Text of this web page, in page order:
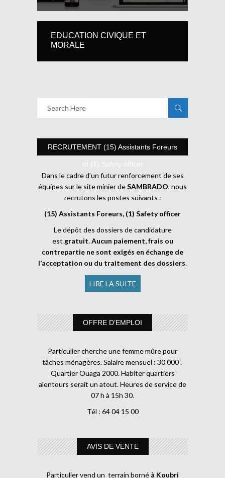
EDUCATION CIVIQUE ET
MORALE
RECRUTEMENT (15) Assistants Foreurs
et (1) Safety officer
Dans le cadre d’un futur renforcement de ses
équipes sur le site minier deSAMBRADO, nous
recrutons les postes suivants :
(15) Assistants Foreurs, (1) Safety officer
Le dépôt des dossiers de candidature
est gratuit.Aucun paiement, frais ou
contrepartie ne sont exigés en échange de
l’acceptation ou du traitement des dossiers.
LIRE LA SUITE
OFFRE D’EMPLOI
Particulier cherche une femme mûre pour
tâches ménagères. Salaire mensuel : 30 000 .
Quartier Ouaga 2000. Habiter quartiers
alentours serait un atout. Heures de service de
07 h à 15h 30.
Tél : 64 04 15 00
AVIS DE VENTE
Particulier vend un terrain borné à Koubri